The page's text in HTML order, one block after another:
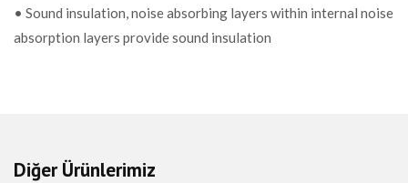
• Sound insulation, noise absorbing layers within internal noise
absorption layers provide sound insulation
Diğer Ürünlerimiz